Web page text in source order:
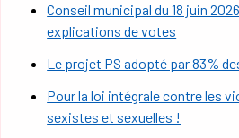
Conseil municipal du 18 juin
explications de votes
Le projet PS adopté par 83%
Pour la loi intégrale contre les
sexistes et sexuelles !